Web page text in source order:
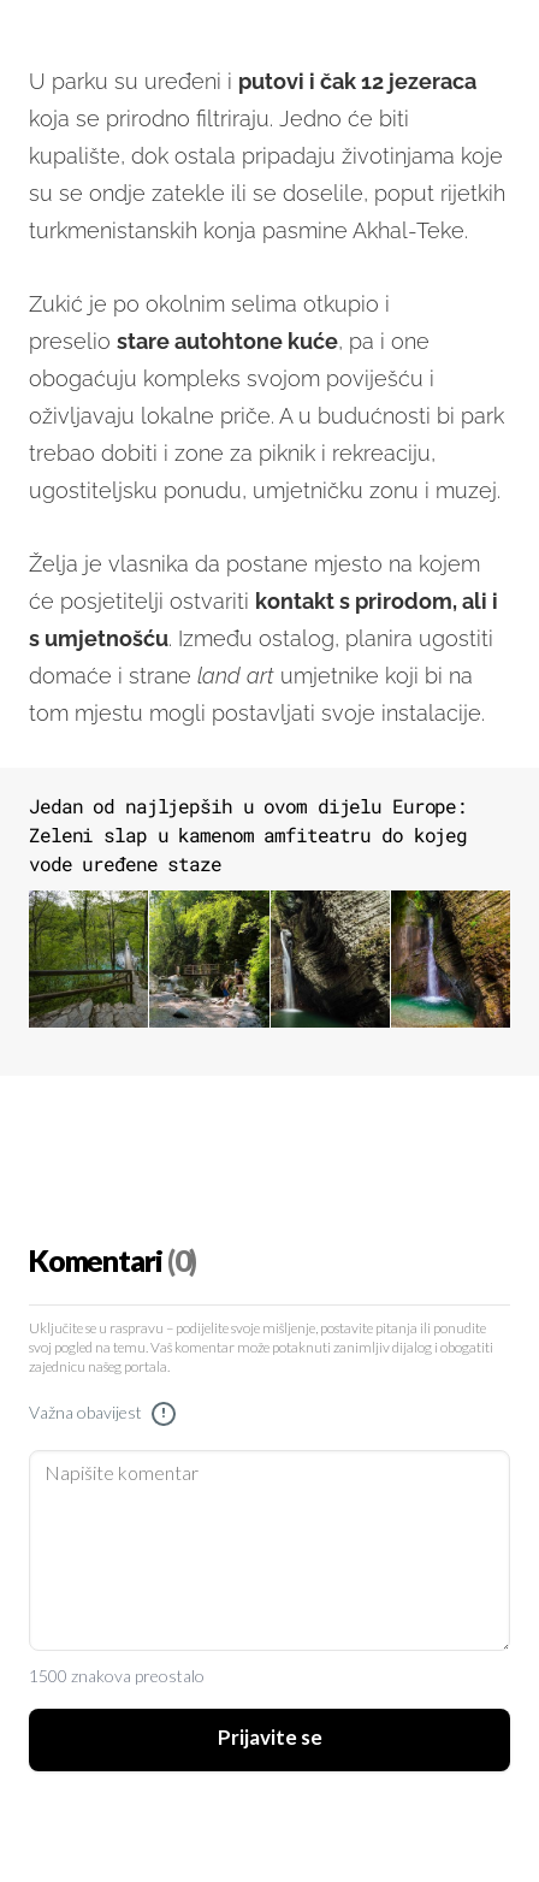
U parku su uređeni i putovi i čak 12 jezeraca
koja se prirodno filtriraju. Jedno će biti
kupalište, dok ostala pripadaju životinjama koje
su se ondje zatekle ili se doselile, poput rijetkih
turkmenistanskih konja pasmine Akhal-Teke.
Zukić je po okolnim selima otkupio i
preselio stare autohtone kuće, pa i one
obogaćuju kompleks svojom poviješću i
oživljavaju lokalne priče. A u budućnosti bi park
trebao dobiti i zone za piknik i rekreaciju,
ugostiteljsku ponudu, umjetničku zonu i muzej.
Želja je vlasnika da postane mjesto na kojem
će posjetitelji ostvariti kontakt s prirodom, ali i
s umjetnošću. Između ostalog, planira ugostiti
domaće i strane land art umjetnike koji bi na
tom mjestu mogli postavljati svoje instalacije.
Jedan od najljepših u ovom dijelu Europe:
Zeleni slap u kamenom amfiteatru do kojeg
vode uređene staze
Komentari(0)
Uključite se u raspravu – podijelite svoje mišljenje, postavite pitanja ili ponudite
svoj pogled na temu. Vaš komentar može potaknuti zanimljiv dijalog i obogatiti
zajednicu našeg portala.
Važna obavijest !
1500 znakova preostalo
Prijavite se